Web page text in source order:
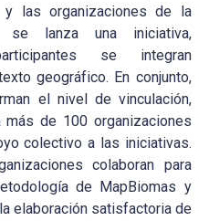
y las organizaciones de la
se lanza una iniciativa,
se integran
geográfico. En conjunto,
el nivel de vinculación,
más de 100 organizaciones
colectivo a las iniciativas.
colaboran para
de MapBiomas y
elaboración satisfactoria de